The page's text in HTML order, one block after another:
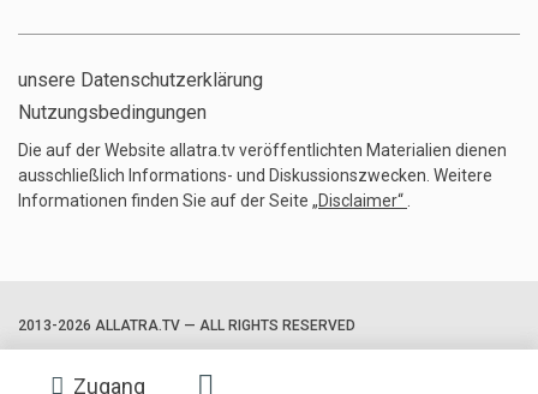
unsere Datenschutzerklärung
Nutzungsbedingungen
Die auf der Website allatra.tv veröffentlichten Materialien dienen
ausschließlich Informations- und Diskussionszwecken. Weitere
Informationen finden Sie auf der Seite „Disclaimer“
2013-2026 ALLATRA.TV — ALL RIGHTS RESERVED
Zugang